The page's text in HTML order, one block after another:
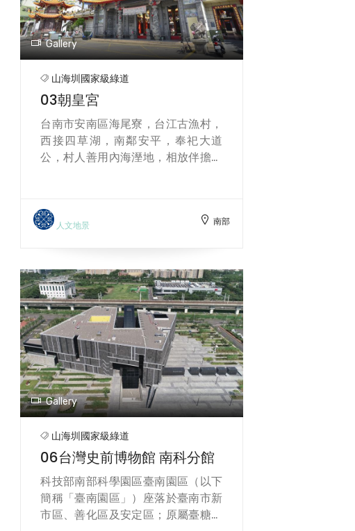
Gallery
山海圳國家級綠道
03朝皇宮
台南市安南區海尾寮，台江古漁村，
西接四草湖，南鄰安平，奉祀大道
公，村人善用內海溼地，相放伴擔土
冬曬坪謝寮，都會在水官生日前的十
月十二日，奉請大道公，做平安戲，
走進朝皇宮，會發現這不只是一間廟
宇，也是一所社區大學。這裡是「大
廟興學」的起點，以廟宇為教室，結
合各種課程和在地活動，培養地區的
公民意識和社區參與，讓廟宇不只是
安定心靈的地方，也是傳承文化香火
的重要據點。
人文地景 南部
Gallery
山海圳國家級綠道
06台灣史前博物館 南科分館
科技部南部科學園區臺南園區（以下
簡稱「臺南園區」）座落於臺南市新
市區、善化區及安定區；原屬臺糖公